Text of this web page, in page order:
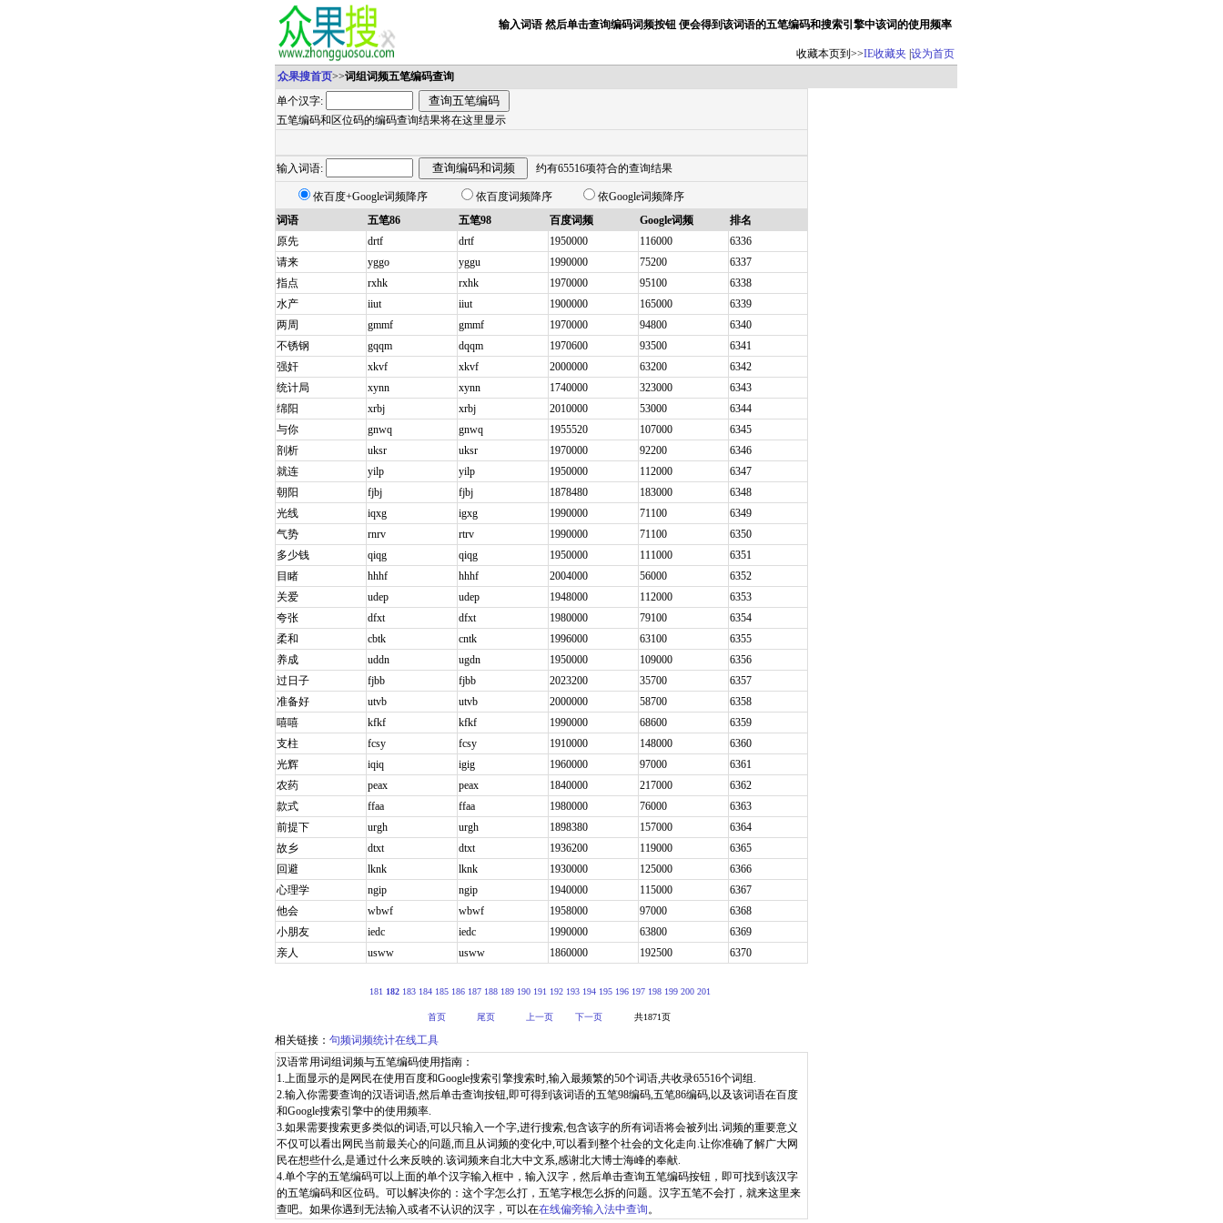
输入词语 然后单击查询编码词频按钮 便会得到该词语的五笔编码和搜索引擎中该词的使用频率
收藏本页到>>IE收藏夹 设为首页
众果搜首页>>词组词频五笔编码查询
单个汉字:
五笔编码和区位码的编码查询结果将在这里显示
输入词语: 约有65516项符合的查询结果
依百度+Google词频降序 依百度词频降序
依Google词频降序
词语
五笔86 五笔98 百度词频 Google词频
排名
原先
drtf drtf 1950000 116000
6336
请来
yggo yggu 1990000 75200
6337
指点
rxhk rxhk 1970000 95100
6338
水产
iiut iiut 1900000 165000
6339
两周
gmmf gmmf 1970000 94800
6340
不锈钢
gqqm dqqm 1970600 93500
6341
强奸
xkvf xkvf 2000000 63200
6342
统计局
xynn xynn 1740000 323000
6343
绵阳
xrbj xrbj 2010000 53000
6344
与你
gnwq gnwq 1955520 107000
6345
剖析
uksr uksr 1970000 92200
6346
就连
yilp yilp 1950000 112000
6347
朝阳
fjbj fjbj 1878480 183000
6348
光线
iqxg igxg 1990000 71100
6349
气势
rnrv rtrv 1990000 71100
6350
多少钱
qiqg qiqg 1950000 111000
6351
目睹
hhhf hhhf 2004000 56000
6352
关爱
udep udep 1948000 112000
6353
夸张
dfxt dfxt 1980000 79100
6354
柔和
cbtk cntk 1996000 63100
6355
养成
uddn ugdn 1950000 109000
6356
过日子
fjbb fjbb 2023200 35700
6357
准备好
utvb utvb 2000000 58700
6358
嘻嘻
kfkf kfkf 1990000 68600
6359
支柱
fcsy fcsy 1910000 148000
6360
光辉
iqiq igig 1960000 97000
6361
农药
peax peax 1840000 217000
6362
款式
ffaa ffaa 1980000 76000
6363
前提下
urgh urgh 1898380 157000
6364
故乡
dtxt dtxt 1936200 119000
6365
回避
lknk lknk 1930000 125000
6366
心理学
ngip ngip 1940000 115000
6367
他会
wbwf wbwf 1958000 97000
6368
小朋友
iedc iedc 1990000 63800
6369
亲人
usww usww 1860000 192500 6370
181 182 183 184 185 186 187 188 189 190 191 192 193 194 195 196 197 198 199 200 201
首页 尾页 上一页 下一页 共1871页
相关链接： 句频词频统计在线工具
汉语常用词组词频与五笔编码使用指南：
1.上面显示的是网民在使用百度和Google搜索引擎搜索时,输入最频繁的50个词语,共收录65516个词组.
2.输入你需要查询的汉语词语,然后单击查询按钮,即可得到该词语的五笔98编码,五笔86编码,以及该词语在百度
和Google搜索引擎中的使用频率.
3.如果需要搜索更多类似的词语,可以只输入一个字,进行搜索,包含该字的所有词语将会被列出.词频的重要意义
不仅可以看出网民当前最关心的问题,而且从词频的变化中,可以看到整个社会的文化走向.让你准确了解广大网
民在想些什么,是通过什么来反映的.该词频来自北大中文系,感谢北大博士海峰的奉献.
4.单个字的五笔编码可以上面的单个汉字输入框中，输入汉字，然后单击查询五笔编码按钮，即可找到该汉字
的五笔编码和区位码。可以解决你的：这个字怎么打，五笔字根怎么拆的问题。汉字五笔不会打，就来这里来
查吧。如果你遇到无法输入或者不认识的汉字，可以在在线偏旁输入法中查询。